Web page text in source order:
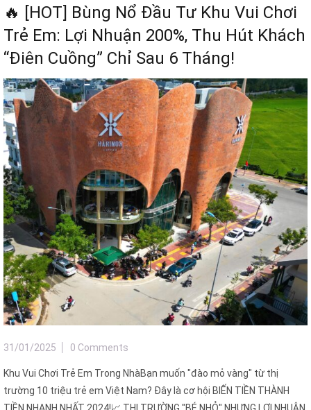
🔥 [HOT] Bùng Nổ Đầu Tư Khu Vui Chơi
Trẻ Em: Lợi Nhuận 200%, Thu Hút Khách
“Điên Cuồng” Chỉ Sau 6 Tháng!
31/01/2025 0 Comments
Khu Vui Chơi Trẻ Em Trong NhàBạn muốn "đào mỏ vàng" từ thị
trường 10 triệu trẻ em Việt Nam? Đây là cơ hội BIẾN TIỀN THÀNH
TIỀN NHANH NHẤT 2024!📈 THỊ TRƯỜNG "BÉ NHỎ" NHƯNG LỢI NHUẬN